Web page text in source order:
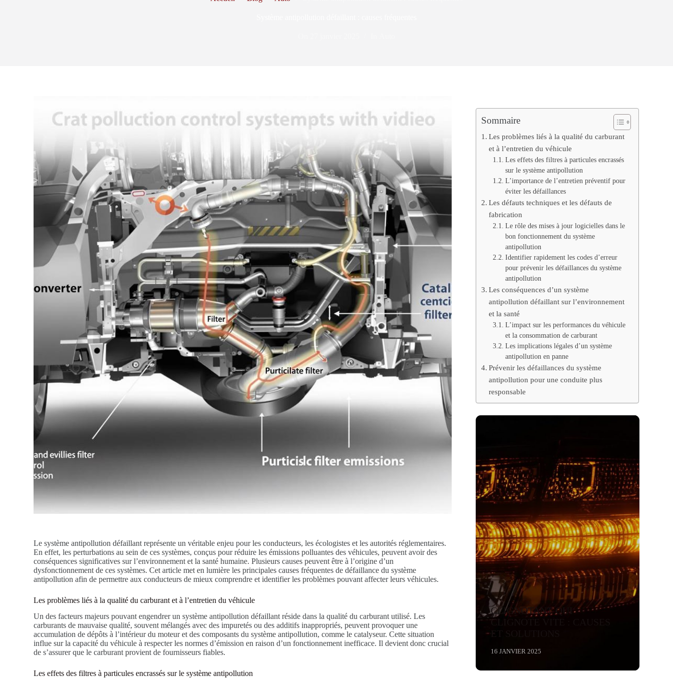
Le système antipollution défaillant représente un véritable enjeu pour les conducteurs, les écologistes et les autorités réglementaires.
En effet, les perturbations au sein de ces systèmes, conçus pour réduire les émissions polluantes des véhicules, peuvent avoir des
conséquences significatives sur l’environnement et la santé humaine. Plusieurs causes peuvent être à l’origine d’un
dysfonctionnement de ces systèmes. Cet article met en lumière les principales causes fréquentes de défaillance du système
antipollution afin de permettre aux conducteurs de mieux comprendre et identifier les problèmes pouvant affecter leurs véhicules.
Les problèmes liés à la qualité du carburant et à l’entretien du véhicule
Un des facteurs majeurs pouvant engendrer un système antipollution défaillant réside dans la qualité du carburant utilisé. Les
carburants de mauvaise qualité, souvent mélangés avec des impuretés ou des additifs inappropriés, peuvent provoquer une
accumulation de dépôts à l’intérieur du moteur et des composants du système antipollution, comme le catalyseur. Cette situation
influe sur la capacité du véhicule à respecter les normes d’émission en raison d’un fonctionnement inefficace. Il devient donc crucial
de s’assurer que le carburant provient de fournisseurs fiables.
Les effets des filtres à particules encrassés sur le système antipollution
Sommaire
Les problèmes liés à la qualité du carburant
et à l’entretien du véhicule
Les effets des filtres à particules encrassés
sur le système antipollution
L’importance de l’entretien préventif pour
éviter les défaillances
Les défauts techniques et les défauts de
fabrication
Le rôle des mises à jour logicielles dans le
bon fonctionnement du système
antipollution
Identifier rapidement les codes d’erreur
pour prévenir les défaillances du système
antipollution
Les conséquences d’un système
antipollution défaillant sur l’environnement
et la santé
L’impact sur les performances du véhicule
et la consommation de carburant
Les implications légales d’un système
antipollution en panne
Prévenir les défaillances du système
antipollution pour une conduite plus
responsable
CLIGNOTANT QUI
CLIGNOTE VITE : CAUSES
ET SOLUTIONS
16 JANVIER 2025